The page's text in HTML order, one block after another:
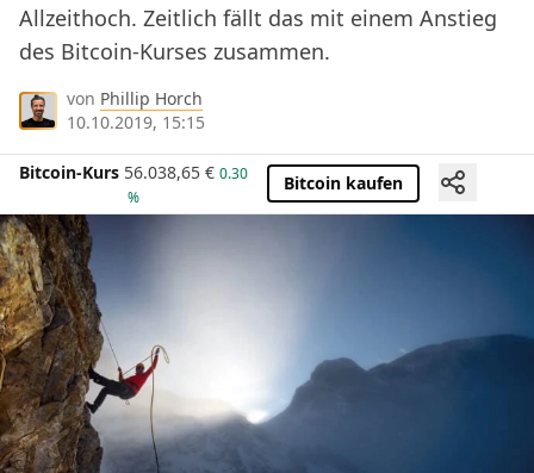
Allzeithoch. Zeitlich fällt das mit einem Anstieg
des Bitcoin-Kurses zusammen.
von Phillip Horch
10.10.2019, 15:15
Bitcoin-Kurs 56.038,65 € 0.30
%
Bitcoin kaufen